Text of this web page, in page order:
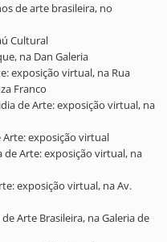
de arte brasileira, no
Cultural
na Dan Galeria
exposição virtual, na Rua
Franco
de Arte: exposição virtual, na
Arte: exposição virtual
de Arte: exposição virtual, na
exposição virtual, na Av.
Arte Brasileira, na Galeria de